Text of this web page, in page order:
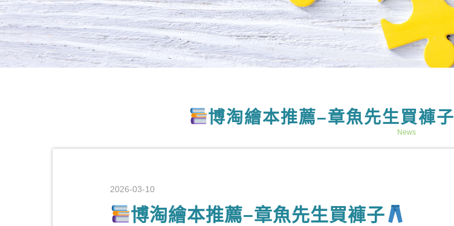
博淘繪本推薦–章魚先生買褲子
News
2026-03-10
博淘繪本推薦–章魚先生買褲子